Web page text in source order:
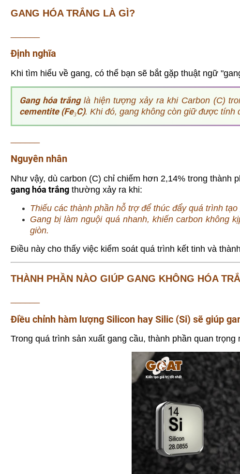
GANG HÓA TRẮNG LÀ GÌ?
Định nghĩa
Khi tìm hiểu về gang, có thể bạn sẽ bắt gặp thuật ngữ "
Gang hóa trắng là hiện tượngxảy ra khi Carbon (C)
cementite (Fe₃C). Khi đó, gang không còn giữ được tính
Nguyên nhân
Như vậy, dù carbon (C) chỉ chiếm hơn 2,14% trong thành
gang hóa trắng thường xảy ra khi:
Thiếu các thành phần hỗ trợ để thúc đẩy quá trình tạo
Gang bị làm nguội quá nhanh, khiến carbon không
giòn.
Điều này cho thấy việc kiểm soát quá trình kết tinh và
THÀNH PHẦN NÀO GIÚP GANG KHÔNG HÓA
Điều chỉnh hàm lượng Silicon hay Silic (Si) sẽ giúp
Trong quá trình sản xuất gang cầu, thành phần quan